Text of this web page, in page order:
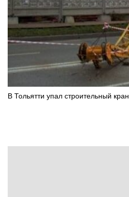
В Тольятти упал строительный кран